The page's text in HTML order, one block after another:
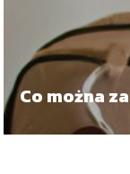
Co można